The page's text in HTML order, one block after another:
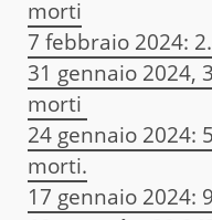
morti
7 febbraio 2024:
31 gennaio 2024,
morti
24 gennaio 2024:
morti.
17 gennaio 2024: